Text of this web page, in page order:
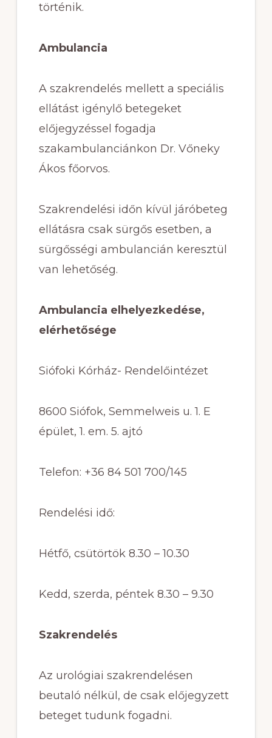
történik.
Ambulancia
A szakrendelés mellett a speciális
ellátást igénylő betegeket
előjegyzéssel fogadja
szakambulanciánkon Dr. Vőneky
Ákos főorvos.
Szakrendelési időn kívül járóbeteg
ellátásra csak sürgős esetben, a
sürgősségi ambulancián keresztül
van lehetőség.
Ambulancia elhelyezkedése,
elérhetősége
Siófoki Kórház- Rendelőintézet
8600 Siófok, Semmelweis u. 1. E
épület, 1. em. 5. ajtó
Telefon: +36 84 501 700/145
Rendelési idő:
Hétfő, csütörtök 8.30 – 10.30
Kedd, szerda, péntek 8.30 – 9.30
Szakrendelés
Az urológiai szakrendelésen
beutaló nélkül, de csak előjegyzett
beteget tudunk fogadni.